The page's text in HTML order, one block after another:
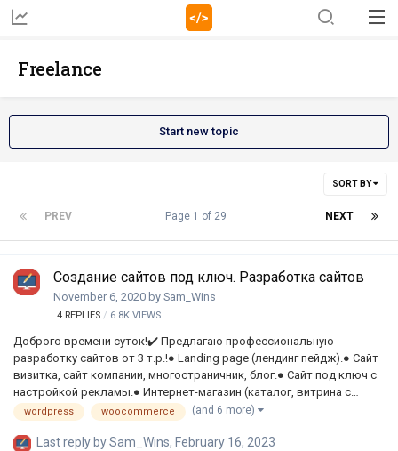
Freelance
Start new topic
SORT BY
PREV NEXT
Page 1 of 29
Создание сайтов под ключ. Разработка сайтов
November 6, 2020 by Sam_Wins
4 REPLIES 6.8K VIEWS
Доброго времени суток!✔️ Предлагаю профессиональную
разработку сайтов от 3 т.р.!● Landing page (лендинг пейдж).● Сайт
визитка, сайт компании, многостраничник, блог.● Сайт под ключ с
настройкой рекламы.● Интернет-магазин (каталог, витрина с
корзиной).————————————————————————————✔️ Мои
существующего сайта. В работе использую как сайты без движка
Last reply bySam_Wins, February 16, 2023
wordpress woocommerce (and 6 more)